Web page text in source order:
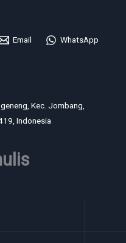
Email WhatsApp
Kec. Jombang,
Indonesia